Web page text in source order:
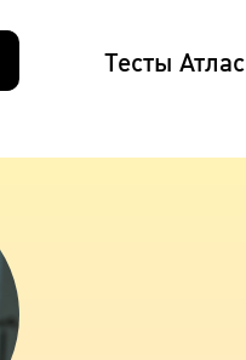
Тесты Атлас